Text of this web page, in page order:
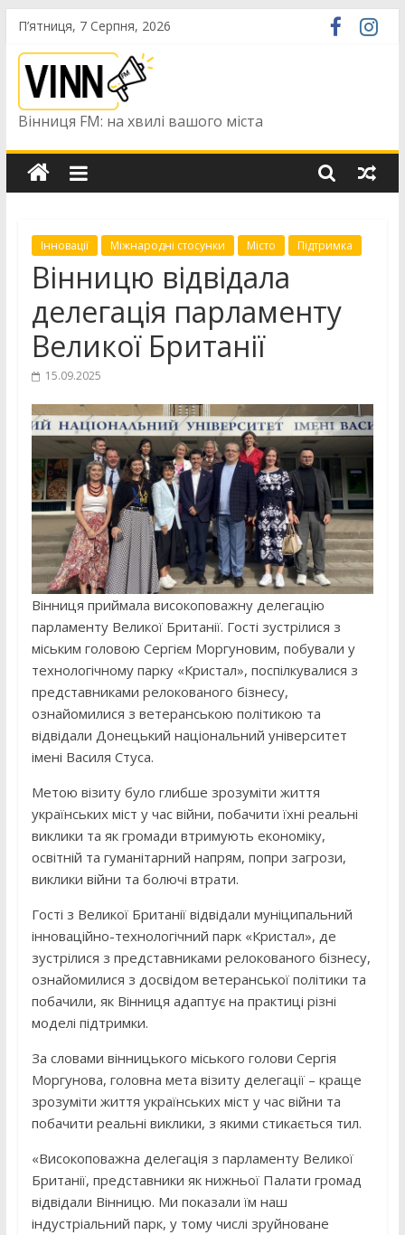
Skip
content
П’ятниця, 7 Серпня, 2026
Вінниця FM: на хвилі вашого міста
Інновації Міжнародні стосунки Місто Підтримка
Вінницю відвідала
делегація парламенту
Великої Британії
15.09.2025
Вінниця приймала високоповажну делегацію
парламенту Великої Британії. Гості зустрілися з
міським головою Сергієм Моргуновим, побували у
технологічному парку «Кристал», поспілкувалися з
представниками релокованого бізнесу,
ознайомилися з ветеранською політикою та
відвідали Донецький національний університет
імені Василя Стуса.
Метою візиту було глибше зрозуміти життя
українських міст у час війни, побачити їхні реальні
виклики та як громади втримують економіку,
освітній та гуманітарний напрям, попри загрози,
виклики війни та болючі втрати.
Гості з Великої Британії відвідали муніципальний
інноваційно-технологічний парк «Кристал», де
зустрілися з представниками релокованого бізнесу,
ознайомилися з досвідом ветеранської політики та
побачили, як Вінниця адаптує на практиці різні
моделі підтримки.
За словами вінницького міського голови Сергія
Моргунова, головна мета візиту делегації – краще
зрозуміти життя українських міст у час війни та
побачити реальні виклики, з якими стикається тил.
«Високоповажна делегація з парламенту Великої
Британії, представники як нижньої Палати громад
відвідали Вінницю. Ми показали їм наш
індустріальний парк, у тому числі зруйноване